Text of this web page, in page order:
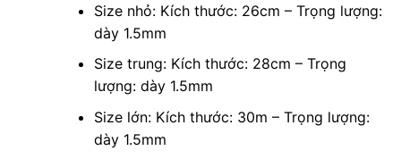
Size nhỏ: Kích thước: 26cm – Trọng lượng:
dày 1.5mm
Size trung: Kích thước: 28cm – Trọng
lượng: dày 1.5mm
Size lớn: Kích thước: 30m – Trọng lượng:
dày 1.5mm